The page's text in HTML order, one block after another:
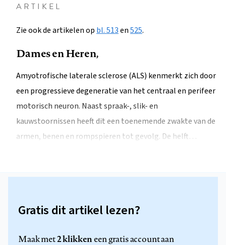
ARTIKEL
Zie ook de artikelen op bl. 513en525.
Dames en Heren,
Amyotrofische laterale sclerose (ALS) kenmerkt zich door
een progressieve degeneratie van het centraal en perifeer
motorisch neuron. Naast spraak-, slik- en
kauwstoornissen heeft dit een toenemende zwakte van de
armen, benen en rompspieren tot gevolg. De helft…
Gratis dit artikel lezen?
Maak met2 klikkeneen gratis account aan